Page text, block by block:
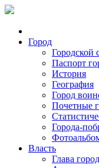
Город
Городской
Паспорт
История
География
Город
Почетные
Города-
Власть
Глава